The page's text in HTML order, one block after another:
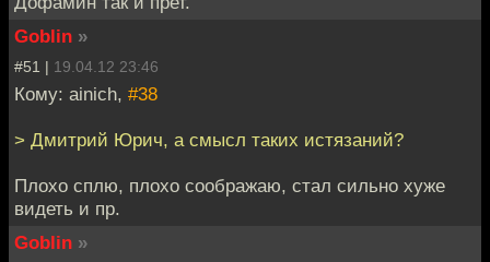
Goblin »
#51 | 19.04.12 23:46
Кому: ainich, #38
> Дмитрий Юрич, а смысл таких истязаний?
Плохо сплю, плохо соображаю, стал сильно хуже
видеть и пр.
Goblin »